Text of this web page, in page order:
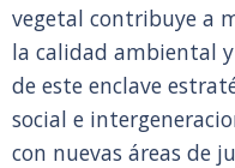
vegetal contribuye a
la calidad ambiental
de este enclave
social e
con nuevas áreas de